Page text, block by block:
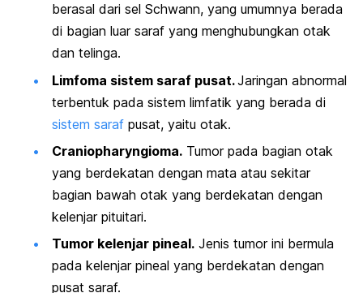
berasal dari sel Schwann, yang umumnya berada
di bagian luar saraf yang menghubungkan otak
dan telinga.
Limfoma sistem saraf pusat.Jaringan abnormal
terbentuk pada sistem limfatik yang berada di
sistem saraf pusat, yaitu otak.
Craniopharyngioma. Tumor pada bagian otak
yang berdekatan dengan mata atau sekitar
bagian bawah otak yang berdekatan dengan
kelenjar pituitari.
Tumor kelenjar pineal. Jenis tumor ini bermula
pada kelenjar pineal yang berdekatan dengan
pusat saraf.